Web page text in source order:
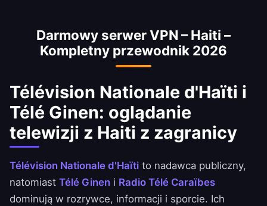
Darmowy serwer VPN – Haiti –
Kompletny przewodnik 2026
Télévision Nationale d'Haïti i
Télé Ginen: oglądanie
telewizji z Haiti z zagranicy
Télévision Nationale d'Haïti to nadawca publiczny,
natomiast Télé Ginen i Radio Télé Caraïbes
dominują w rozrywce, informacji i sporcie. Ich